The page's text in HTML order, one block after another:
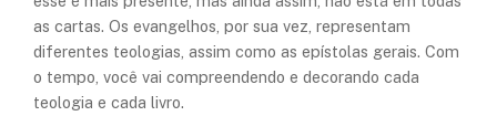
as cartas. Os evangelhos, por sua vez, representam
diferentes teologias, assim como as epístolas gerais. Com
o tempo, você vai compreendendo e decorando cada
teologia e cada livro.